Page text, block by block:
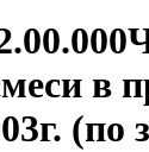
в
(по